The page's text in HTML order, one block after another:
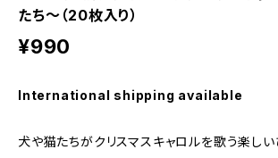
たち〜（20枚入り）
¥990
International shipping available
犬や猫たちがクリスマスキャロルを歌う楽しい